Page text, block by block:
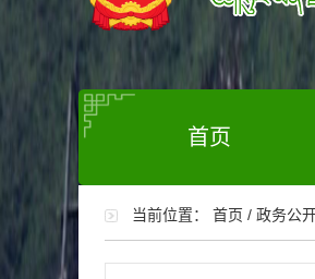
首页
当前位置： 首页 / 政务公